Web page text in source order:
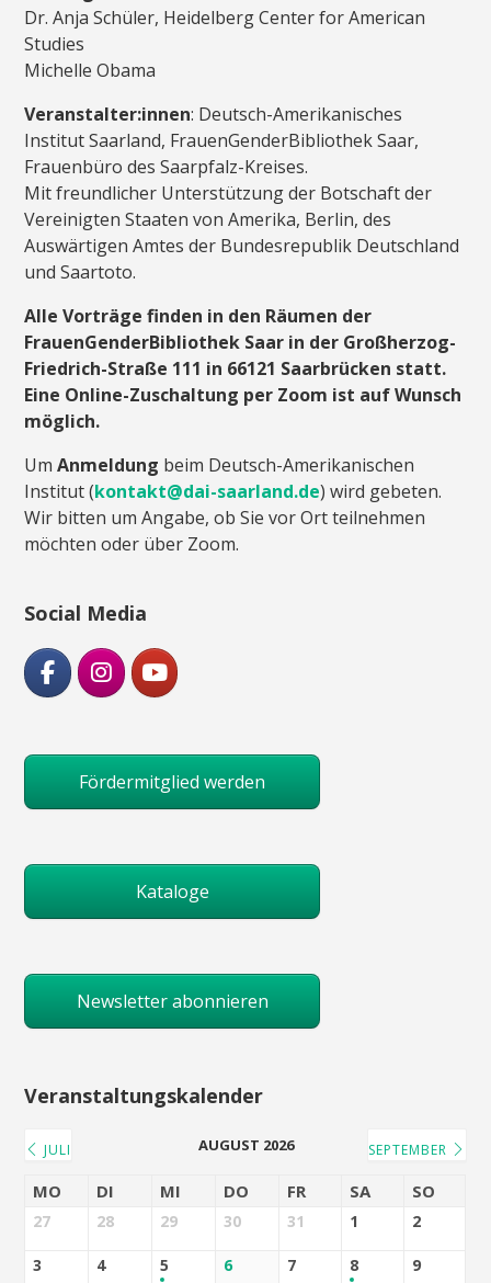
Dr. Anja Schüler, Heidelberg Center for American
Studies
Michelle Obama
Veranstalter:innen: Deutsch-Amerikanisches
Institut Saarland, FrauenGenderBibliothek Saar,
Frauenbüro des Saarpfalz-Kreises.
Mit freundlicher Unterstützung der Botschaft der
Vereinigten Staaten von Amerika, Berlin, des
Auswärtigen Amtes der Bundesrepublik Deutschland
und Saartoto.
Alle Vorträge finden in den Räumen der
FrauenGenderBibliothek Saar in der Großherzog-
Friedrich-Straße 111 in 66121 Saarbrücken statt.
Eine Online-Zuschaltung per Zoom ist auf Wunsch
möglich.
UmAnmeldung beim Deutsch-Amerikanischen
Institut (kontakt@dai-saarland.de) wird gebeten.
Wir bitten um Angabe, ob Sie vor Ort teilnehmen
möchten oder über Zoom.
Social Media
Fördermitglied werden
Kataloge
Newsletter abonnieren
Veranstaltungskalender
JULI AUGUST 2026 SEPTEMBER
MO DI MI DO FR SA SO
27 28 29 30 31 1 2
3 4 5 6 7 8 9